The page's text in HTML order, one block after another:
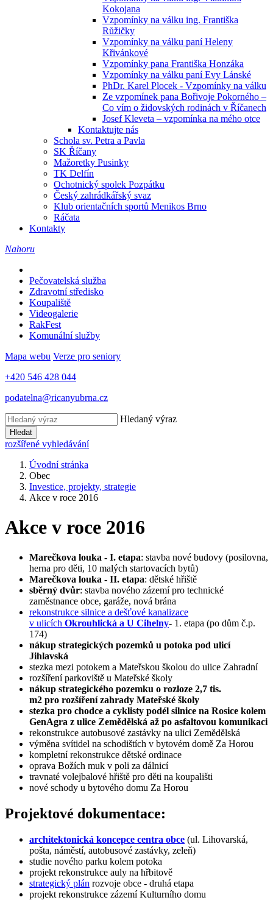
Kokojana
Vzpomínky na válku ing. Františka
Růžičky
Vzpomínky na válku paní Heleny
Křivánkové
Vzpomínky pana Františka Honzáka
Vzpomínky na válku paní Evy Lánské
PhDr. Karel Plocek - Vzpomínky na válku
Ze vzpomínek pana Bořivoje Pokorného –
Co vím o židovských rodinách v Říčanech
Josef Kleveta – vzpomínka na mého otce
Kontaktujte nás
Schola sv. Petra a Pavla
SK Říčany
Mažoretky Pusinky
TK Delfín
Ochotnický spolek Pozpátku
Český zahrádkářský svaz
Klub orientačních sportů Menikos Brno
Ráčata
Kontakty
Nahoru
Pečovatelská služba
Zdravotní středisko
Koupaliště
Videogalerie
RakFest
Komunální služby
Mapa webu Verze pro seniory
+420 546 428 044
podatelna@ricanyubrna.cz
Hledaný výraz
Hledat
rozšířené vyhledávání
Úvodní stránka
Obec
Investice, projekty, strategie
Akce v roce 2016
Akce v roce 2016
Marečkova louka - I. etapa: stavba nové budovy (posilovna,
herna pro děti, 10 malých startovacích bytů)
Marečkova louka - II. etapa: dětské hřiště
sběrný dvůr: stavba nového zázemí pro technické
zaměstnance obce, garáže, nová brána
rekonstrukce silnice a dešťové kanalizace
v ulicích Okrouhlická a U Cihelny- 1. etapa (po dům č.p.
174)
nákup strategických pozemků u potoka pod ulicí
Jihlavská
stezka mezi potokem a Mateřskou školou do ulice Zahradní
rozšíření parkoviště u Mateřské školy
nákup strategického pozemku o rozloze 2,7 tis.
m2 pro rozšíření zahrady Mateřské školy
stezka pro chodce a cyklisty podél silnice na Rosice kolem
GenAgra z ulice Zemědělská až po asfaltovou komunikaci
rekonstrukce autobusové zastávky na ulici Zemědělská
výměna svítidel na schodištích v bytovém domě Za Horou
kompletní rekonstrukce dětské ordinace
oprava Božích muk v poli za dálnicí
travnaté volejbalové hřiště pro děti na koupališti
nové schody u bytového domu Za Horou
Projektové dokumentace:
architektonická koncepce centra obce (ul. Lihovarská,
pošta, náměstí, autobusové zastávky, zeleň)
studie nového parku kolem potoka
projekt rekonstrukce auly na hřbitově
strategický plán rozvoje obce - druhá etapa
projekt rekonstrukce zázemí Kulturního domu